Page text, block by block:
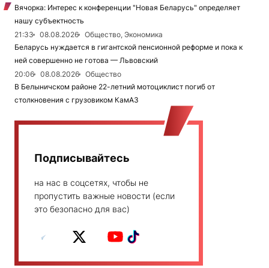
Вячорка: Интерес к конференции "Новая Беларусь" определяет
нашу субъектность
21:33
08.08.2026
Общество, Экономика
Беларусь нуждается в гигантской пенсионной реформе и пока к
ней совершенно не готова — Львовский
20:06
08.08.2026
Общество
В Белыничском районе 22-летний мотоциклист погиб от
столкновения с грузовиком КамАЗ
Подписывайтесь
на нас в соцсетях, чтобы не
пропустить важные новости (если
это безопасно для вас)